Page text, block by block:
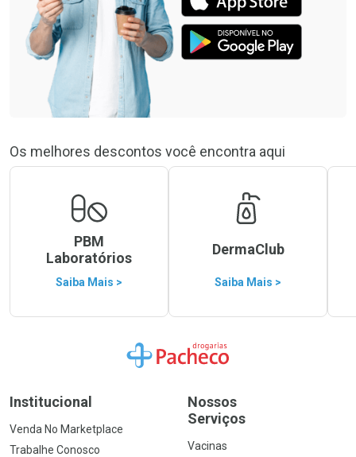
Os melhores descontos você encontra aqui
PBM
Laboratórios
Saiba Mais >
DermaClub
Saiba Mais >
Ir para a Home
Institucional
Venda No Marketplace
Trabalhe Conosco
Nossos
Serviços
Vacinas